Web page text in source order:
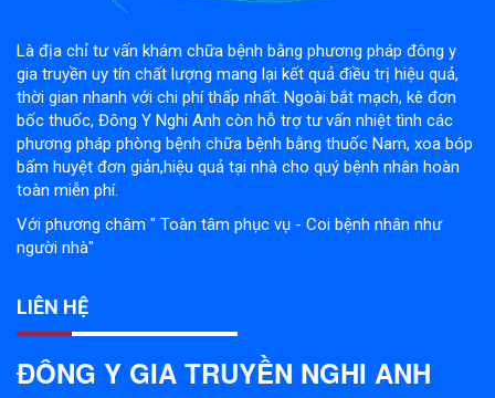
Là địa chỉ tư vấn khám chữa bệnh bằng phương pháp đông y
gia truyền uy tín chất lượng mang lại kết quả điều trị hiệu quả,
thời gian nhanh với chi phí thấp nhất. Ngoài bắt mạch, kê đơn
bốc thuốc, Đông Y Nghi Anh còn hỗ trợ tư vấn nhiệt tình các
phương pháp phòng bệnh chữa bệnh bằng thuốc Nam, xoa bóp
bấm huyệt đơn giản,hiệu quả tại nhà cho quý bệnh nhân hoàn
toàn miễn phí.
Với phương châm " Toàn tâm phục vụ - Coi bệnh nhân như
người nhà"
LIÊN HỆ
ĐÔNG Y GIA TRUYỀN NGHI ANH